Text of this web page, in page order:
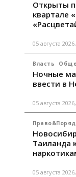
Открыты
квартале
05 августа
Власть
Ночные
ввести в
05 августа
Таиланда
05 августа